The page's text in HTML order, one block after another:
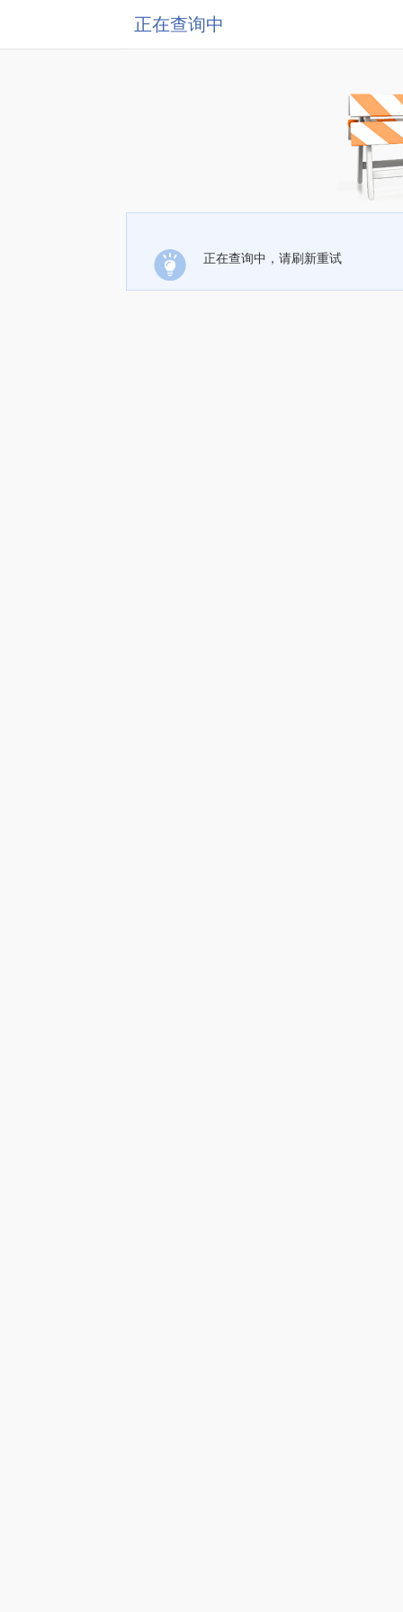
正在查询中
正在查询中，请刷新重试